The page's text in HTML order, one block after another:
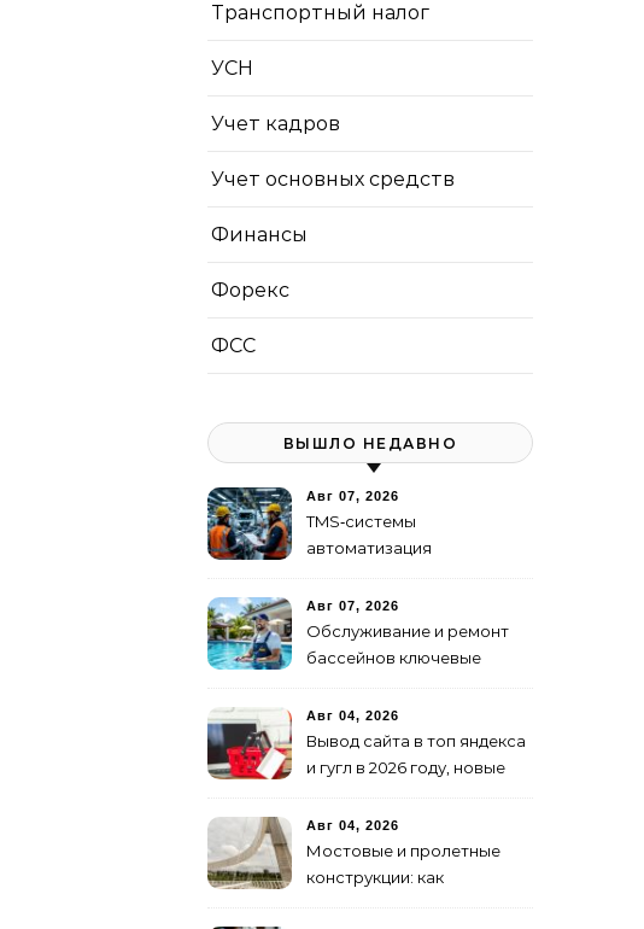
Транспортный налог
УСН
Учет кадров
Учет основных средств
Финансы
Форекс
ФСС
ВЫШЛО НЕДАВНО
Авг 07, 2026
TMS‑системы
автоматизация
Авг 07, 2026
Обслуживание и ремонт
бассейнов ключевые
Авг 04, 2026
Вывод сайта в топ яндекса
и гугл в 2026 году, новые
Авг 04, 2026
Мостовые и пролетные
конструкции: как